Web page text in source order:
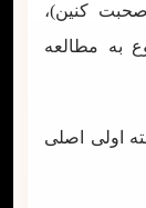
کنین)،
به مطالعه
اولی اصلی